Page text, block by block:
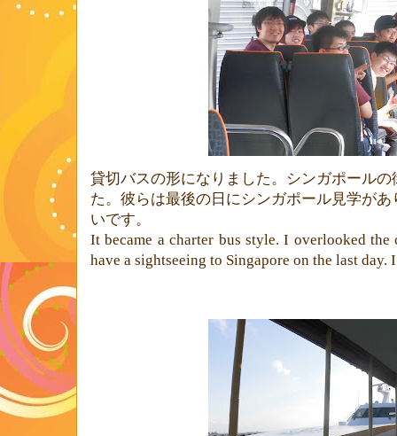
貸切バスの形になりました。シンガポール
た。彼らは最後の日にシンガポール見学が
いです。
It became a charter bus style. I overlooked
have a sightseeing to Singapore on the last day.